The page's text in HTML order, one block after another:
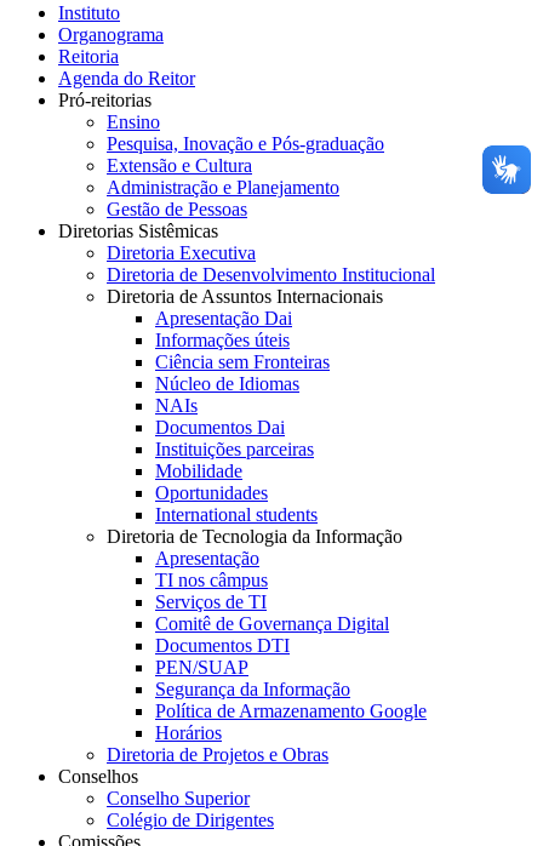
Instituto
Organograma
Reitoria
Agenda do Reitor
Pró-reitorias
Ensino
Pesquisa, Inovação e Pós-graduação
Extensão e Cultura
Administração e Planejamento
Gestão de Pessoas
Diretorias Sistêmicas
Diretoria Executiva
Diretoria de Desenvolvimento Institucional
Diretoria de Assuntos Internacionais
Apresentação Dai
Informações úteis
Ciência sem Fronteiras
Núcleo de Idiomas
NAIs
Documentos Dai
Instituições parceiras
Mobilidade
Oportunidades
International students
Diretoria de Tecnologia da Informação
Apresentação
TI nos câmpus
Serviços de TI
Comitê de Governança Digital
Documentos DTI
PEN/SUAP
Segurança da Informação
Política de Armazenamento Google
Horários
Diretoria de Projetos e Obras
Conselhos
Conselho Superior
Colégio de Dirigentes
Comissões